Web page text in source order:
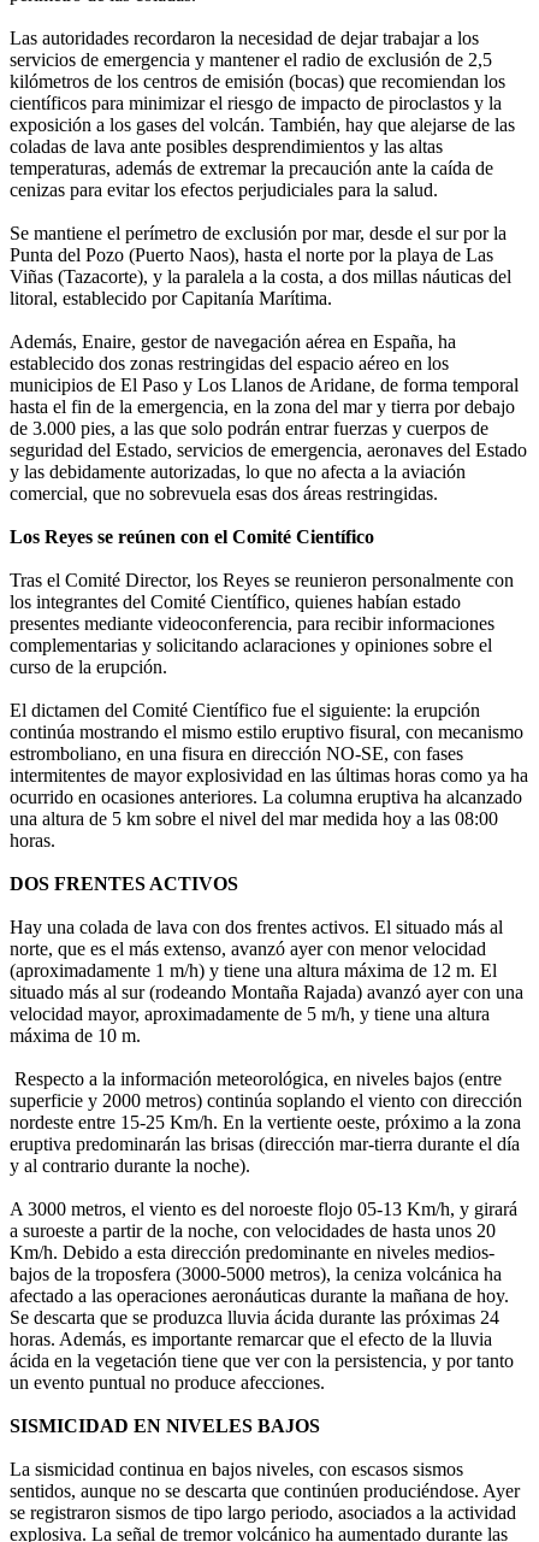
Las autoridades recordaron la necesidad de dejar trabajar a los
servicios de emergencia y mantener el radio de exclusión de 2,5
kilómetros de los centros de emisión (bocas) que recomiendan los
científicos para minimizar el riesgo de impacto de piroclastos y la
exposición a los gases del volcán. También, hay que alejarse de las
coladas de lava ante posibles desprendimientos y las altas
temperaturas, además de extremar la precaución ante la caída de
cenizas para evitar los efectos perjudiciales para la salud.
Se mantiene el perímetro de exclusión por mar, desde el sur por la
Punta del Pozo (Puerto Naos), hasta el norte por la playa de Las
Viñas (Tazacorte), y la paralela a la costa, a dos millas náuticas del
litoral, establecido por Capitanía Marítima.
Además, Enaire, gestor de navegación aérea en España, ha
establecido dos zonas restringidas del espacio aéreo en los
municipios de El Paso y Los Llanos de Aridane, de forma temporal
hasta el fin de la emergencia, en la zona del mar y tierra por debajo
de 3.000 pies, a las que solo podrán entrar fuerzas y cuerpos de
seguridad del Estado, servicios de emergencia, aeronaves del Estado
y las debidamente autorizadas, lo que no afecta a la aviación
comercial, que no sobrevuela esas dos áreas restringidas.
Los Reyes se reúnen con el Comité Científico
Tras el Comité Director, los Reyes se reunieron personalmente con
los integrantes del Comité Científico, quienes habían estado
presentes mediante videoconferencia, para recibir informaciones
complementarias y solicitando aclaraciones y opiniones sobre el
curso de la erupción.
El dictamen del Comité Científico fue el siguiente: la erupción
continúa mostrando el mismo estilo eruptivo fisural, con mecanismo
estromboliano, en una fisura en dirección NO-SE, con fases
intermitentes de mayor explosividad en las últimas horas como ya ha
ocurrido en ocasiones anteriores. La columna eruptiva ha alcanzado
una altura de 5 km sobre el nivel del mar medida hoy a las 08:00
horas.
DOS FRENTES ACTIVOS
Hay una colada de lava con dos frentes activos. El situado más al
norte, que es el más extenso, avanzó ayer con menor velocidad
(aproximadamente 1 m/h) y tiene una altura máxima de 12 m. El
situado más al sur (rodeando Montaña Rajada) avanzó ayer con una
velocidad mayor, aproximadamente de 5 m/h, y tiene una altura
máxima de 10 m.
Respecto a la información meteorológica, en niveles bajos (entre
superficie y 2000 metros) continúa soplando el viento con dirección
nordeste entre 15-25 Km/h. En la vertiente oeste, próximo a la zona
eruptiva predominarán las brisas (dirección mar-tierra durante el día
y al contrario durante la noche).
A 3000 metros, el viento es del noroeste flojo 05-13 Km/h, y girará
a suroeste a partir de la noche, con velocidades de hasta unos 20
Km/h. Debido a esta dirección predominante en niveles medios-
bajos de la troposfera (3000-5000 metros), la ceniza volcánica ha
afectado a las operaciones aeronáuticas durante la mañana de hoy.
Se descarta que se produzca lluvia ácida durante las próximas 24
horas. Además, es importante remarcar que el efecto de la lluvia
ácida en la vegetación tiene que ver con la persistencia, y por tanto
un evento puntual no produce afecciones.
SISMICIDAD EN NIVELES BAJOS
La sismicidad continua en bajos niveles, con escasos sismos
sentidos, aunque no se descarta que continúen produciéndose. Ayer
se registraron sismos de tipo largo periodo, asociados a la actividad
explosiva. La señal de tremor volcánico ha aumentado durante las